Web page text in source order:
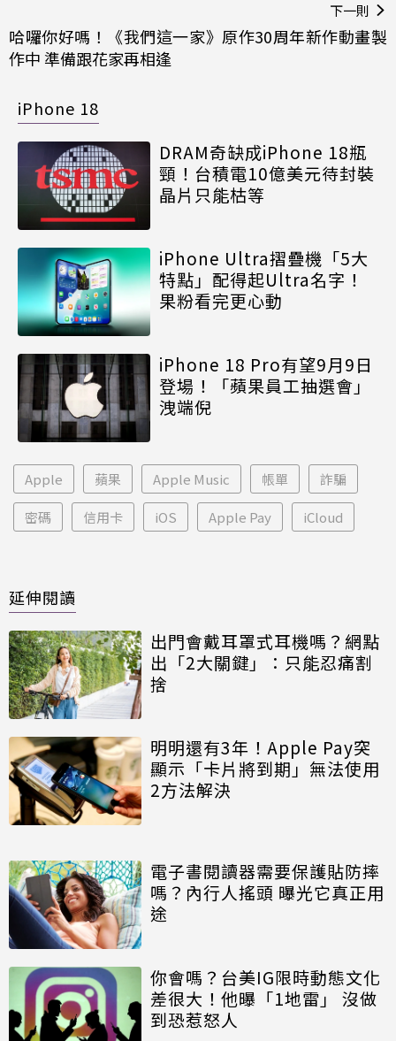
下一則
哈囉你好嗎！《我們這一家》原作30周年新作動畫製
作中 準備跟花家再相逢
iPhone 18
DRAM奇缺成iPhone 18瓶
頸！台積電10億美元待封裝
晶片只能枯等
iPhone Ultra摺疊機「5大
特點」配得起Ultra名字！
果粉看完更心動
iPhone 18 Pro有望9月9日
登場！「蘋果員工抽選會」
洩端倪
Apple 蘋果 Apple Music 帳單 詐騙
密碼 信用卡 iOS Apple Pay iCloud
延伸閱讀
出門會戴耳罩式耳機嗎？網點
出「2大關鍵」：只能忍痛割
捨
明明還有3年！Apple Pay突
顯示「卡片將到期」無法使用
2方法解決
電子書閱讀器需要保護貼防摔
嗎？內行人搖頭 曝光它真正用
途
你會嗎？台美IG限時動態文化
差很大！他曝「1地雷」 沒做
到恐惹怒人